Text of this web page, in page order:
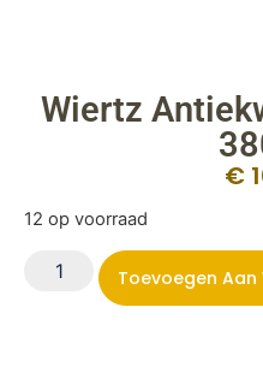
Wiertz
€
12 op voorraad
Toevoegen Aan